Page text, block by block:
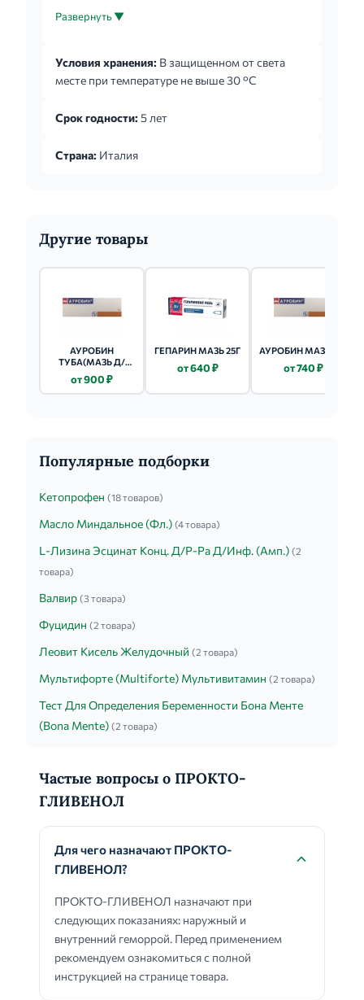
дозу можно уменьшить и вводить препарат 1
Развернуть ▼
Условия хранения: В защищенном от света
месте при температуре не выше 30 °C
Срок годности: 5 лет
Страна: Италия
Другие товары
АУРОБИН
ТУБА(МАЗЬ Д/
ПРИМ.) 20Г №1
от 900 ₽
ГЕПАРИН МАЗЬ 25Г
от 640 ₽
АУРОБИН МАЗЬ 20Г
от 740 ₽
Популярные подборки
Кетопрофен (18 товаров)
Масло Миндальное (Фл.) (4 товара)
L-Лизина Эсцинат Конц. Д/Р-Ра Д/Инф. (Амп.) (2
товара)
Валвир (3 товара)
Фуцидин (2 товара)
Леовит Кисель Желудочный (2 товара)
Мультифорте (Multiforte) Мультивитамин (2 товара)
Тест Для Определения Беременности Бона Менте
(Bona Mente) (2 товара)
Частые вопросы о ПРОКТО-
ГЛИВЕНОЛ
Для чего назначают ПРОКТО-
ГЛИВЕНОЛ?
ПРОКТО-ГЛИВЕНОЛ назначают при
следующих показаниях: наружный и
внутренний геморрой. Перед применением
рекомендуем ознакомиться с полной
инструкцией на странице товара.